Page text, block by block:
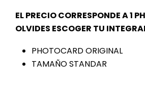
EL PRECIO CORRESPONDE A 1
OLVIDES ESCOGER TU
PHOTOCARD ORIGINAL
TAMAÑO STANDAR